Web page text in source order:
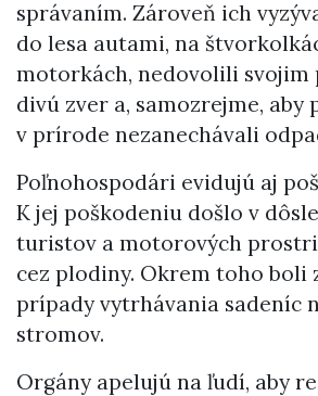
správaním. Zároveň ich
do lesa autami, na
motorkách, nedovolili svojim
divú zver a, samozrejme, aby
v prírode nezanechávali
Poľnohospodári evidujú aj
K jej poškodeniu došlo v
turistov a motorových
cez plodiny. Okrem toho boli
prípady vytrhávania sadeníc
stromov.
Orgány apelujú na ľudí, aby